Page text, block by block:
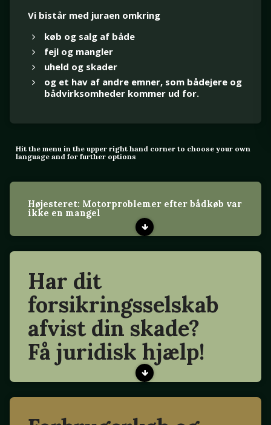
Vi bistår med juraen omkring
køb og salg af både
fejl og mangler
uheld og skader
og et hav af andre emner, som bådejere og
bådvirksomheder kommer ud for.
Hit the menu in the upper right hand corner to choose your own
language and for further options
Højesteret: Motorproblemer efter bådkøb var
ikke en mangel
Har dit
forsikringsselskab
afvist din skade?
Få juridisk hjælp!